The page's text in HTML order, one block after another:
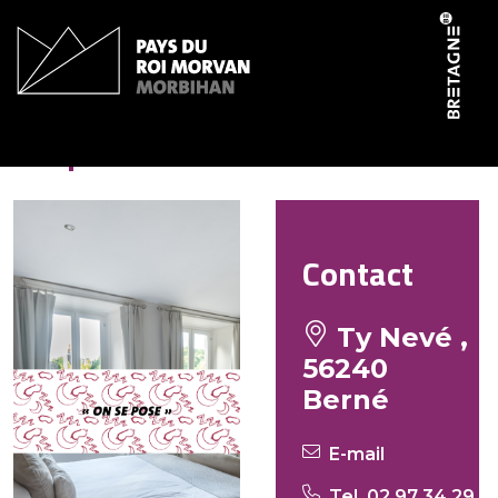
Contact
Ty Nevé ,
56240
Berné
E-mail